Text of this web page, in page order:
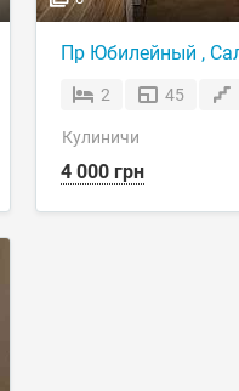
Пр Юбилейный ,
2 45
Кулиничи
4 000 грн